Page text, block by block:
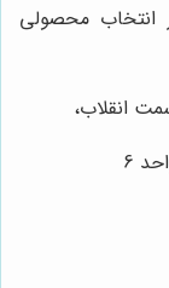
انتخاب محصولی
انقلاب،